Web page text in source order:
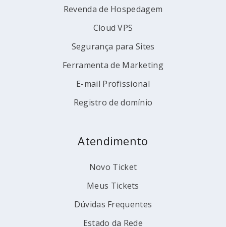
Revenda de Hospedagem
Cloud VPS
Segurança para Sites
Ferramenta de Marketing
E-mail Profissional
Registro de domínio
Atendimento
Novo Ticket
Meus Tickets
Dúvidas Frequentes
Estado da Rede